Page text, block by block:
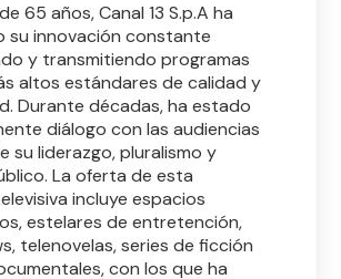
65 años, Canal 13 S.p.A ha
su innovación constante
y transmitiendo programas
altos estándares de calidad y
Durante décadas, ha estado
diálogo con las audiencias
su liderazgo, pluralismo y
La oferta de esta
incluye espacios
estelares de entretención,
telenovelas, series de ficción
con los que ha